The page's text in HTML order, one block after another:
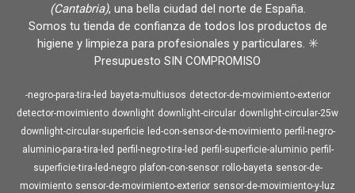
(Cantabria), una bella ciudad del norte de España.
Somos tu tienda de confianza de todos los productos de
higiene y limpieza para profesionales y particulares. ✳️
Presupuesto SIN COMPROMISO
-negro-para-tira-led bayeta-multiusos detector-de-movimiento-exterior
detector-movimiento downlight downlight-circular downlight-circular-25w
downlight-circular-superficie
led-con-sensor-de-movimiento perfil-negro-
aluminio-para-tira-led perfil-negro-tira-led perfil-superficie-aluminio perfil-
superficie-tira-led-negro plafon-con-sensor rollo-bayeta sensor-de-
movimiento sensor-de-movimiento-exterior sensor-de-movimiento-y-luz